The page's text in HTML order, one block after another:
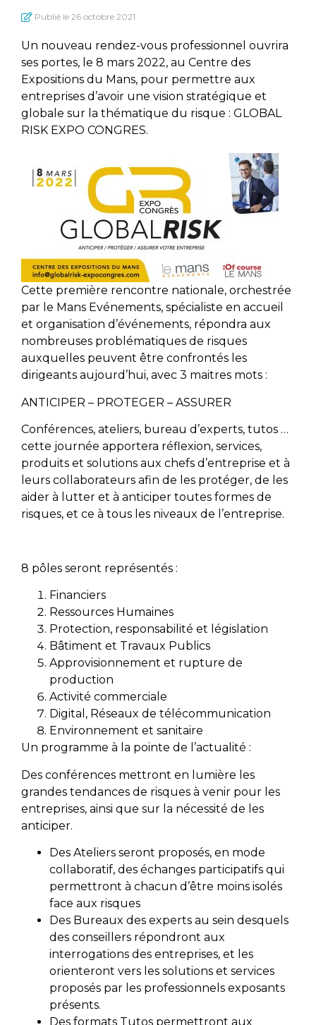
Publié le 26 octobre 2021
Un nouveau rendez-vous professionnel ouvrira
ses portes, le 8 mars 2022, au Centre des
Expositions du Mans, pour permettre aux
entreprises d’avoir une vision stratégique et
globale sur la thématique du risque : GLOBAL
RISK EXPO CONGRES.
Cette première rencontre nationale, orchestrée
par le Mans Evénements, spécialiste en accueil
et organisation d’événements, répondra aux
nombreuses problématiques de risques
auxquelles peuvent être confrontés les
dirigeants aujourd’hui, avec 3 maitres mots :
ANTICIPER – PROTEGER – ASSURER
Conférences, ateliers, bureau d’experts, tutos …
cette journée apportera réflexion, services,
produits et solutions aux chefs d’entreprise et à
leurs collaborateurs afin de les protéger, de les
aider à lutter et à anticiper toutes formes de
risques, et ce à tous les niveaux de l’entreprise.
8 pôles seront représentés :
Financiers
Ressources Humaines
Protection, responsabilité et législation
Bâtiment et Travaux Publics
Approvisionnement et rupture de
production
Activité commerciale
Digital, Réseaux de télécommunication
Environnement et sanitaire
Un programme à la pointe de l’actualité :
Des conférences mettront en lumière les
grandes tendances de risques à venir pour les
entreprises, ainsi que sur la nécessité de les
anticiper.
Des Ateliers seront proposés, en mode
collaboratif, des échanges participatifs qui
permettront à chacun d’être moins isolés
face aux risques
Des Bureaux des experts au sein desquels
des conseillers répondront aux
interrogations des entreprises, et les
orienteront vers les solutions et services
proposés par les professionnels exposants
présents.
Des formats Tutos permettront aux